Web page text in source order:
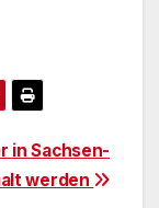
in Sachsen-
werden